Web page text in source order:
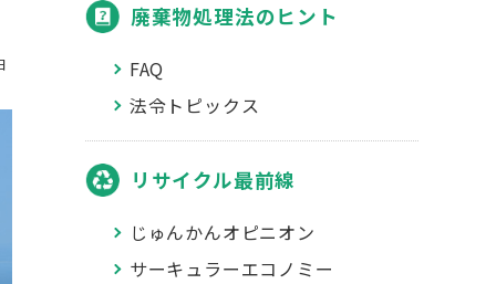
廃棄物処理法のヒント
FAQ
法令トピックス
リサイクル最前線
じゅんかんオピニオン
サーキュラーエコノミー